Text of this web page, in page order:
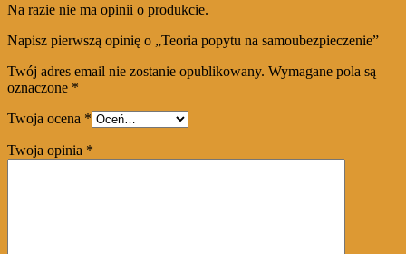
Na razie nie ma opinii o produkcie.
Napisz pierwszą opinię o „Teoria popytu na samoubezpieczenie”
Twój adres email nie zostanie opublikowany. Wymagane pola są
oznaczone *
Twoja ocena *
Twoja opinia *